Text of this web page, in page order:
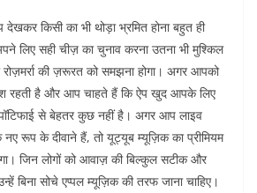
किसी का भी थोड़ा भ्रमित होना बहुत ही
लिए सही चीज़ का चुनाव करना उतना भी मुश्किल
की ज़रूरत को समझना होगा। अगर आपको
रहती है और आप चाहते हैं कि ऐप खुद आपके लिए
से बेहतर कुछ नहीं है। अगर आप लाइव
नए रूप के दीवाने हैं, तो यूट्यूब म्यूज़िक का प्रीमियम
जिन लोगों को आवाज़ की बिल्कुल सटीक और
बिना सोचे एप्पल म्यूज़िक की तरफ जाना चाहिए।